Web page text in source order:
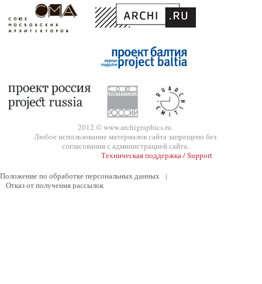
2012 © www.archigraphics.ru.
Любое использование материалов сайта запрещено без
согласования с администрацией сайта.
Техническая поддержка / Support
Положение по обработке персональных данных
|
Отказ от получения рассылок